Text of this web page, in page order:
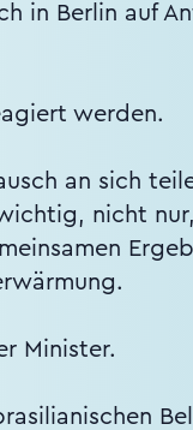
in Berlin auf
werden.
an sich
nicht
Minister.